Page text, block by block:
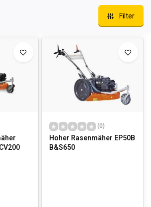
Filter
(0)
Hoher Rasenmäher EP50B
B&S650